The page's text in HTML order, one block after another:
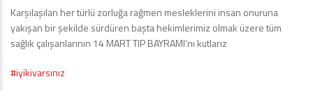
Karşılaşılan her türlü zorluğa rağmen mesleklerini insan onuruna
yakışan bir şekilde sürdüren başta hekimlerimiz olmak üzere tüm
sağlık çalışanlarının 14 MART TIP BAYRAMI’nı kutlarız
#iyikivarsınız